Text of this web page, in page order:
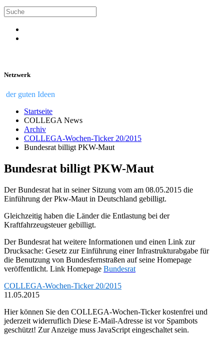
Netzwerk
der guten Ideen
Startseite
COLLEGA News
Archiv
COLLEGA-Wochen-Ticker 20/2015
Bundesrat billigt PKW-Maut
Bundesrat billigt PKW-Maut
Der Bundesrat hat in seiner Sitzung vom am 08.05.2015 die
Einführung der Pkw-Maut in Deutschland gebilligt.
Gleichzeitig haben die Länder die Entlastung bei der
Kraftfahrzeugsteuer gebilligt.
Der Bundesrat hat weitere Informationen und einen Link zur
Drucksache: Gesetz zur Einführung einer Infrastrukturabgabe für
die Benutzung von Bundesfernstraßen auf seine Homepage
veröffentlicht. Link Homepage Bundesrat
COLLEGA-Wochen-Ticker 20/2015
11.05.2015
Hier können Sie den COLLEGA-Wochen-Ticker kostenfrei und
jederzeit widerruflich Diese E-Mail-Adresse ist vor Spambots
geschützt! Zur Anzeige muss JavaScript eingeschaltet sein.